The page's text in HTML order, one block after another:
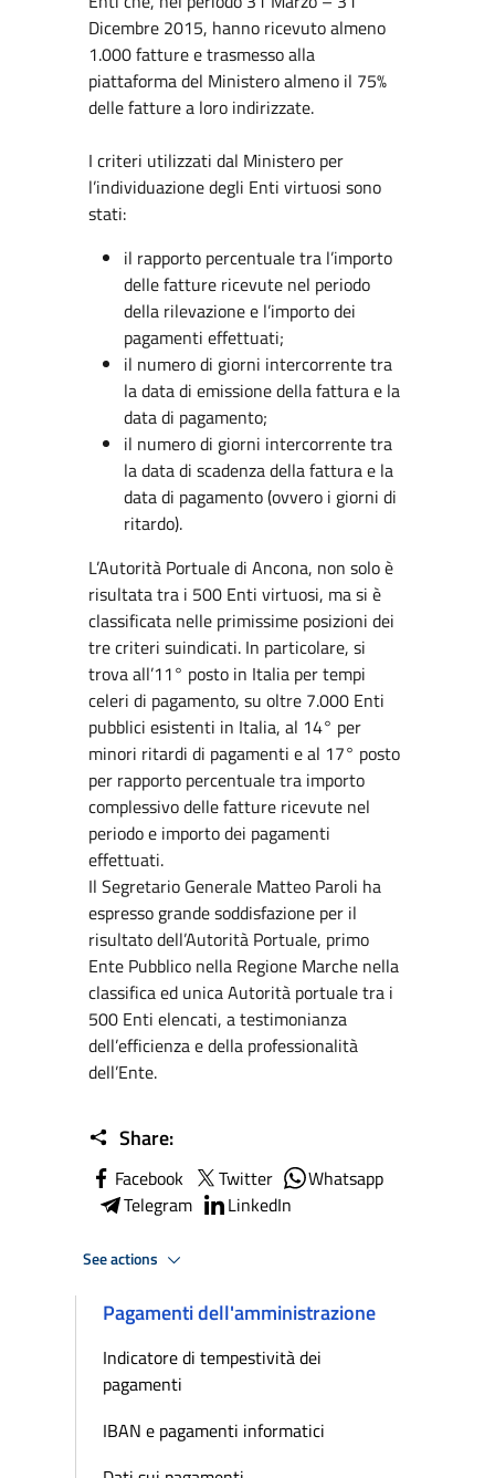
Dicembre 2015, hanno ricevuto almeno
1.000 fatture e trasmesso alla
piattaforma del Ministero almeno il 75%
delle fatture a loro indirizzate.
I criteri utilizzati dal Ministero per
l’individuazione degli Enti virtuosi sono
stati:
il rapporto percentuale tra l’importo
delle fatture ricevute nel periodo
della rilevazione e l’importo dei
pagamenti effettuati;
il numero di giorni intercorrente tra
la data di emissione della fattura e la
data di pagamento;
il numero di giorni intercorrente tra
la data di scadenza della fattura e la
data di pagamento (ovvero i giorni di
ritardo).
L’Autorità Portuale di Ancona, non solo è
risultata tra i 500 Enti virtuosi, ma si è
classificata nelle primissime posizioni dei
tre criteri suindicati. In particolare, si
trova all’11° posto in Italia per tempi
celeri di pagamento, su oltre 7.000 Enti
pubblici esistenti in Italia, al 14° per
minori ritardi di pagamenti e al 17° posto
per rapporto percentuale tra importo
complessivo delle fatture ricevute nel
periodo e importo dei pagamenti
effettuati.
Il Segretario Generale Matteo Paroli ha
espresso grande soddisfazione per il
risultato dell’Autorità Portuale, primo
Ente Pubblico nella Regione Marche nella
classifica ed unica Autorità portuale tra i
500 Enti elencati, a testimonianza
dell’efficienza e della professionalità
dell’Ente.
Share:
Facebook Twitter
Whatsapp
Telegram
LinkedIn
See actions
Pagamenti dell'amministrazione
Indicatore di tempestività dei
pagamenti
IBAN e pagamenti informatici